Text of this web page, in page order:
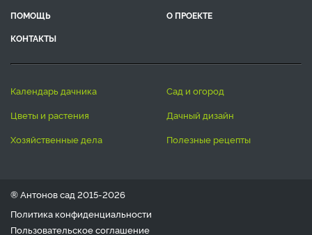
ПОМОЩЬ
О ПРОЕКТЕ
КОНТАКТЫ
календарь дачника
сад и огород
цветы и растения
дачный дизайн
хозяйственные дела
полезные рецепты
® Антонов сад 2015-2026
Политика конфиденциальности
Пользовательское соглашение